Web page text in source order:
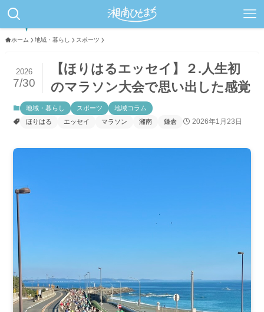
ホーム 地域・暮らし スポーツ
【ほりはるエッセイ】２.人生初
のマラソン大会で思い出した感覚
2026
7/30
地域・暮らし スポーツ
地域コラム
ほりはる
エッセイ マラソン 湘南 鎌倉 2026年1月23日